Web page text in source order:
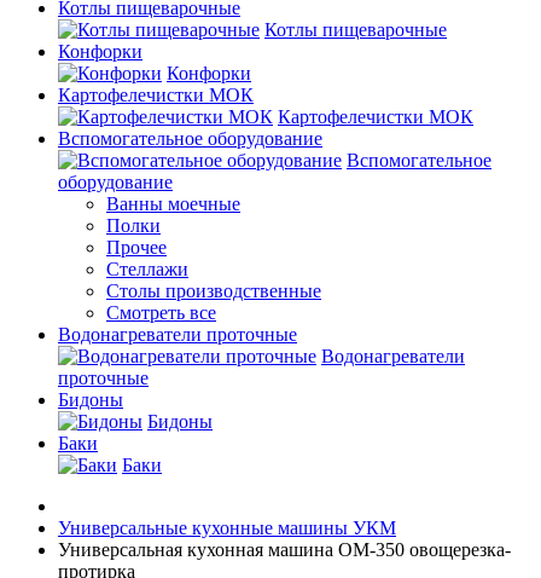
Котлы пищеварочные
Котлы пищеварочные
Конфорки
Конфорки
Картофелечистки МОК
Картофелечистки МОК
Вспомогательное оборудование
Вспомогательное
оборудование
Ванны моечные
Полки
Прочее
Стеллажи
Столы производственные
Смотреть все
Водонагреватели проточные
Водонагреватели
проточные
Бидоны
Бидоны
Баки
Баки
Универсальные кухонные машины УКМ
Универсальная кухонная машина ОМ-350 овощерезка-
протирка